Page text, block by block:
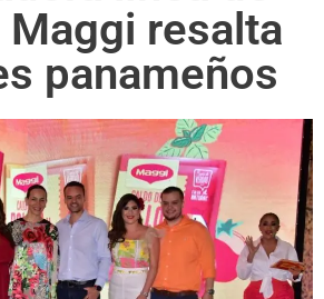
resalta
panameños